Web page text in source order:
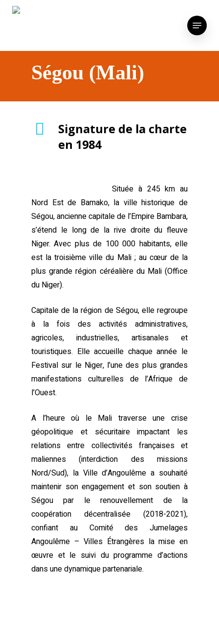
Skip
Menu
Ségou (Mali)
Signature de la charte
en 1984
Située à 245 km au
Nord Est de Bamako, la ville historique de
Ségou, ancienne capitale de l’Empire Bambara,
s’étend le long de la rive droite du fleuve
Niger. Avec plus de 100 000 habitants, elle
est la troisième ville du Mali ; au cœur de la
plus grande région céréalière du Mali (Office
du Niger).
Capitale de la région de Ségou, elle regroupe
à la fois des activités administratives,
agricoles, industrielles, artisanales et
touristiques. Elle accueille chaque année le
Festival sur le Niger, l’une des plus grandes
manifestations culturelles de l’Afrique de
l’Ouest.
A l’heure où le Mali traverse une crise
géopolitique et sécuritaire impactant les
relations entre collectivités françaises et
maliennes (interdiction des missions
Nord/Sud), la Ville d’Angoulême a souhaité
maintenir son engagement et son soutien à
Ségou par le renouvellement de la
coopération décentralisée (2018-2021),
confiant au Comité des Jumelages
Angoulême – Villes Étrangères la mise en
œuvre et le suivi du programme d’actions
dans une dynamique partenariale.